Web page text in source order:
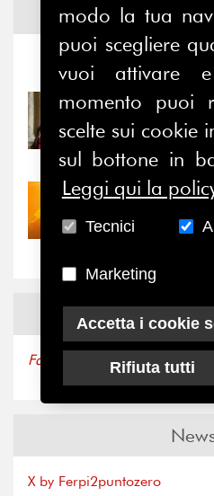
Notizie
31/07/2026
Prima della
il valore di...
30/07/2026
Nove anni
“grande
News
Facebook
X by Ferpi2puntozero
modo la tua
puoi scegliere
vuoi attivare
momento puoi
scelte sui cookie
sul bottone in
Leggi qui la
Tecnici
Marketing
Accetta i cookie
Rifiuta tutti